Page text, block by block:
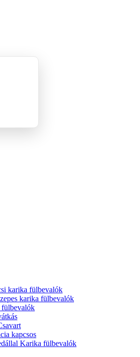
karika fülbevalók
karika fülbevalók
kapcsos
Karika fülbevalók